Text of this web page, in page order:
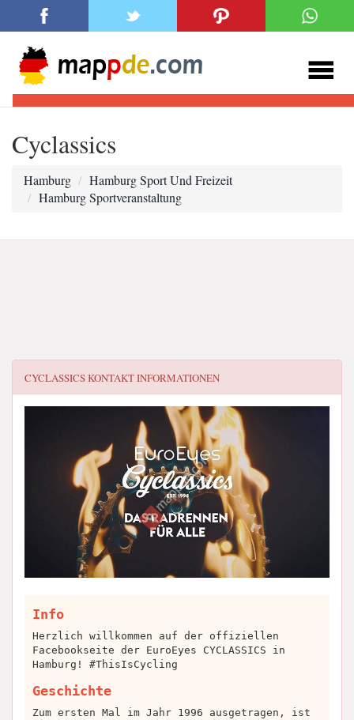
Cyclassics
Hamburg
Hamburg Sport Und Freizeit
Hamburg Sportveranstaltung
CYCLASSICSKONTAKT INFORMATIONEN
Info
Herzlich willkommen auf der offiziellen
Facebookseite der EuroEyes CYCLASSICS in
Hamburg! #ThisIsCycling
Geschichte
Zum ersten Mal im Jahr 1996 ausgetragen, ist